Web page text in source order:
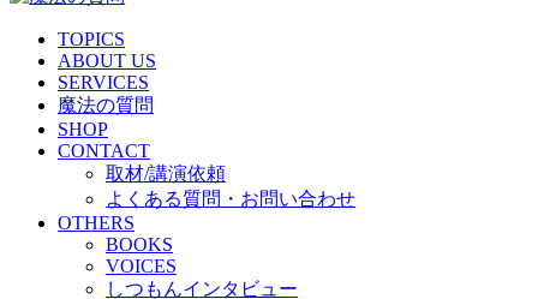
TOPICS
ABOUT US
SERVICES
魔法の質問
SHOP
CONTACT
取材/講演依頼
よくある質問・お問い合わせ
OTHERS
BOOKS
VOICES
しつもんインタビュー